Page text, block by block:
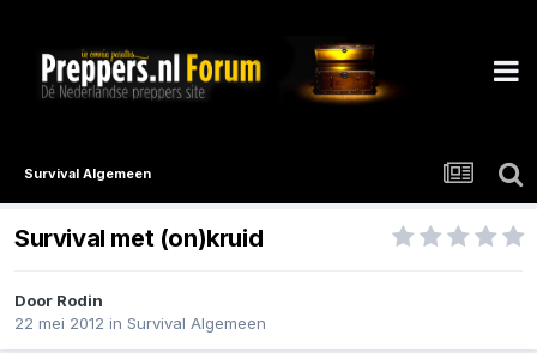
Survival Algemeen
Survival met (on)kruid
Door Rodin
22 mei 2012 in Survival Algemeen